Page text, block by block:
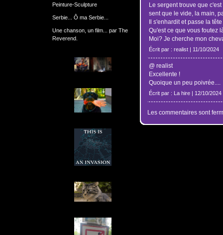
Peinture-Sculpture
Serbie... Ô ma Serbie...
Une chanson, un film... par The
Reverend.
Le sergent trouve que
sent que le vide, la main,
Il s'enhardit et passe la
Qu'est ce que vous foutez
Moi? Je cherche mon
Écrit par : realist | 11/10/2024
@ realist
Excellente !
Quoique un peu poivrée....
Écrit par : La hire | 12/10/2024
Les commentaires sont